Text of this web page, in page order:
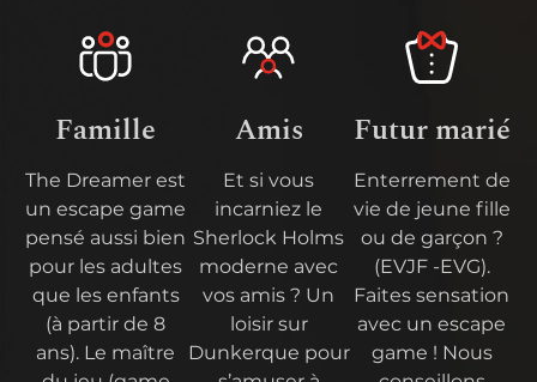
Famille
The Dreamer est
un escape game
pensé aussi bien
pour les adultes
que les enfants
(à partir de 8
ans). Le maître
Amis
Et si vous
incarniez le
Sherlock Holms
moderne avec
vos amis ? Un
loisir sur
Dunkerque pour
Futur marié
Enterrement de
vie de jeune fille
ou de garçon ?
(EVJF -EVG).
Faites sensation
avec un escape
game ! Nous